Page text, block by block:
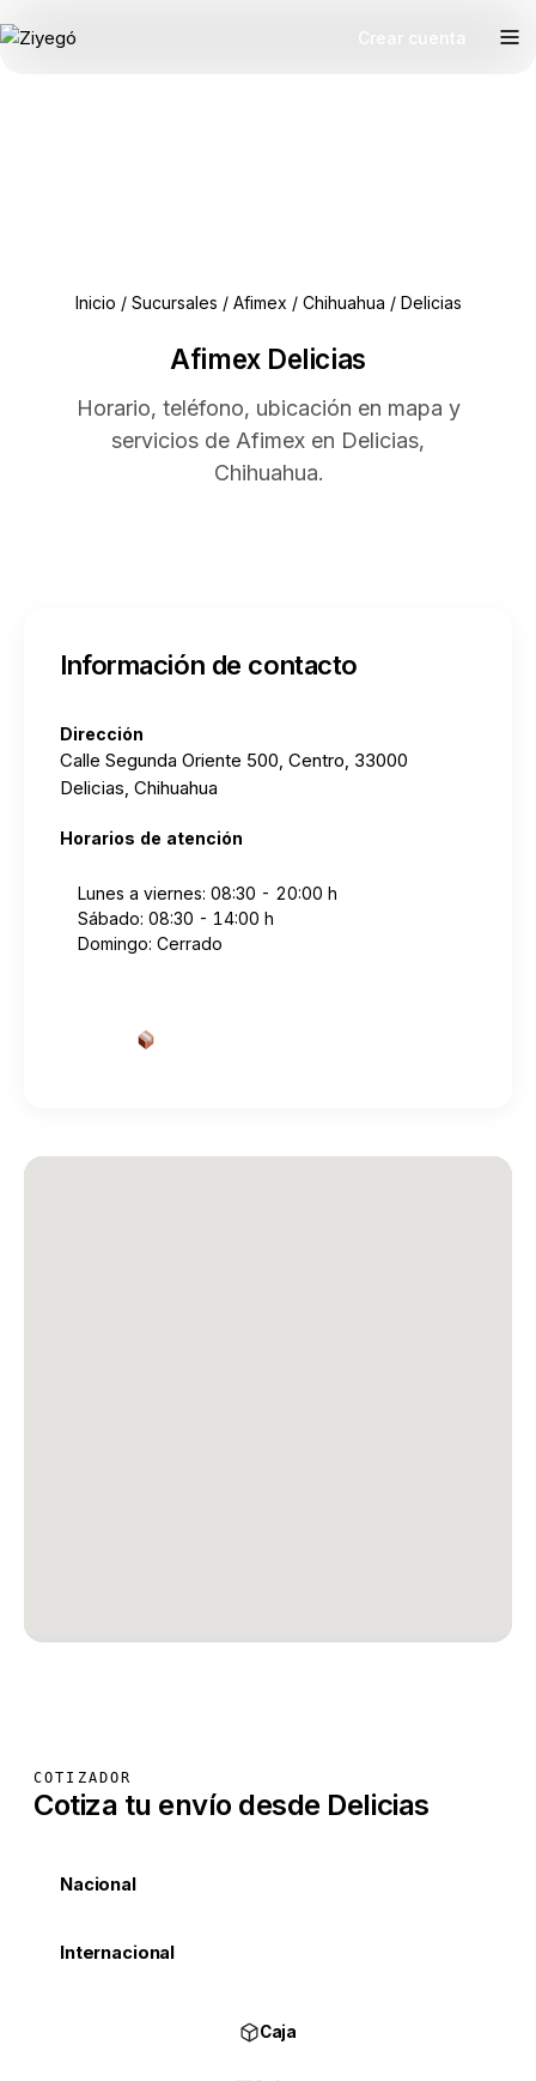
Inicio / Sucursales / Afimex / Chihuahua / Delicias
Afimex Delicias
Horario, teléfono, ubicación en mapa y
servicios de Afimex en Delicias,
Chihuahua.
Información de contacto
Dirección
Calle Segunda Oriente 500, Centro, 33000
Delicias, Chihuahua
Horarios de atención
Lunes a viernes: 08:30 - 20:00 h
Sábado: 08:30 - 14:00 h
Domingo: Cerrado
COTIZADOR
Cotiza tu envío desde Delicias
Nacional
Internacional
Caja